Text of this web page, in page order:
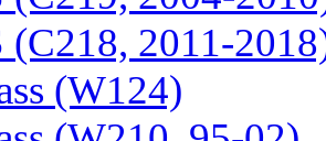
(C218, 2011-
(W124)